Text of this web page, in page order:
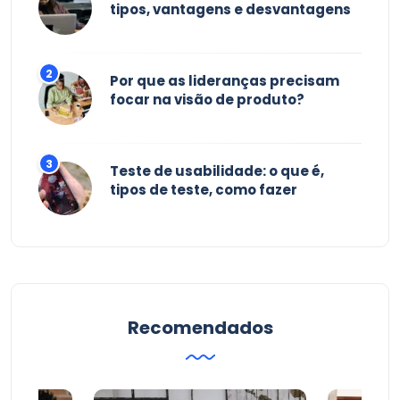
tipos, vantagens e desvantagens
Por que as lideranças precisam
focar na visão de produto?
Teste de usabilidade: o que é,
tipos de teste, como fazer
Recomendados